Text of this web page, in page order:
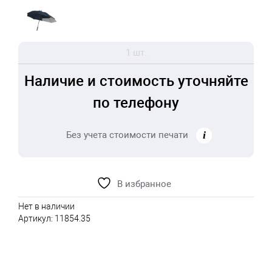
1 шт.
Наличие и стоимость уточняйте
по телефону
Без учета стоимости печати
В избранное
Нет в наличии
Артикул: 11854.35